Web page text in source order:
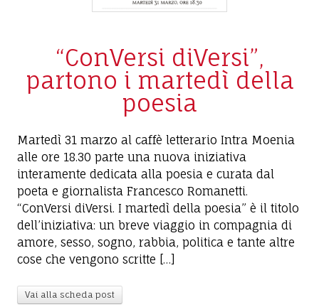
“ConVersi diVersi”,
partono i martedì della
poesia
Martedì 31 marzo al caffè letterario Intra Moenia
alle ore 18.30 parte una nuova iniziativa
interamente dedicata alla poesia e curata dal
poeta e giornalista Francesco Romanetti.
“ConVersi diVersi. I martedì della poesia” è il titolo
dell’iniziativa: un breve viaggio in compagnia di
amore, sesso, sogno, rabbia, politica e tante altre
cose che vengono scritte […]
Vai alla scheda post